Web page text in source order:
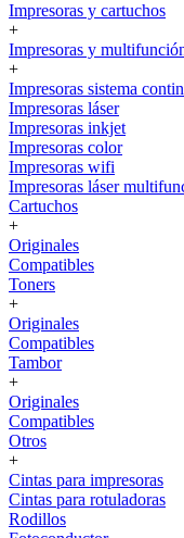
Impresoras y cartuchos
+
Impresoras y
+
Impresoras sistema
Impresoras láser
Impresoras inkjet
Impresoras color
Impresoras wifi
Impresoras láser
Cartuchos
+
Originales
Compatibles
Toners
+
Originales
Compatibles
Tambor
+
Originales
Compatibles
Otros
+
Cintas para impresoras
Cintas para rotuladoras
Rodillos